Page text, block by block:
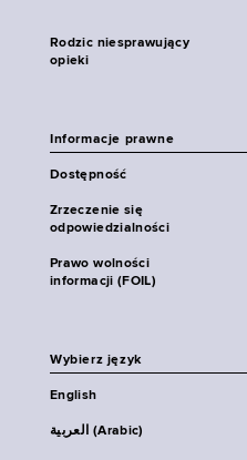
Rodzic niesprawujący
opieki
Informacje prawne
Dostępność
Zrzeczenie się
odpowiedzialności
Prawo wolności
informacji (FOIL)
Wybierz język
English
العربية (Arabic)